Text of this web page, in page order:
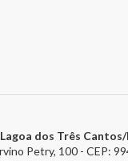
Lagoa dos Três Cantos/
Petry, 100 - CEP: